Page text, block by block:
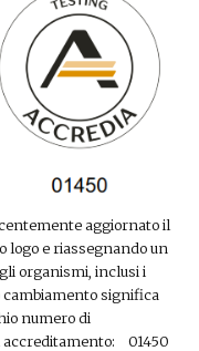
aggiornato il
logo e riassegnando un
organismi, inclusi i
cambiamento significa
numero di
accreditamento: 01450